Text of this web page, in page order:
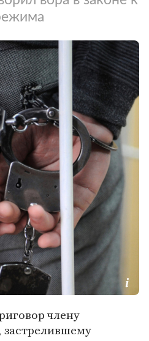
члену